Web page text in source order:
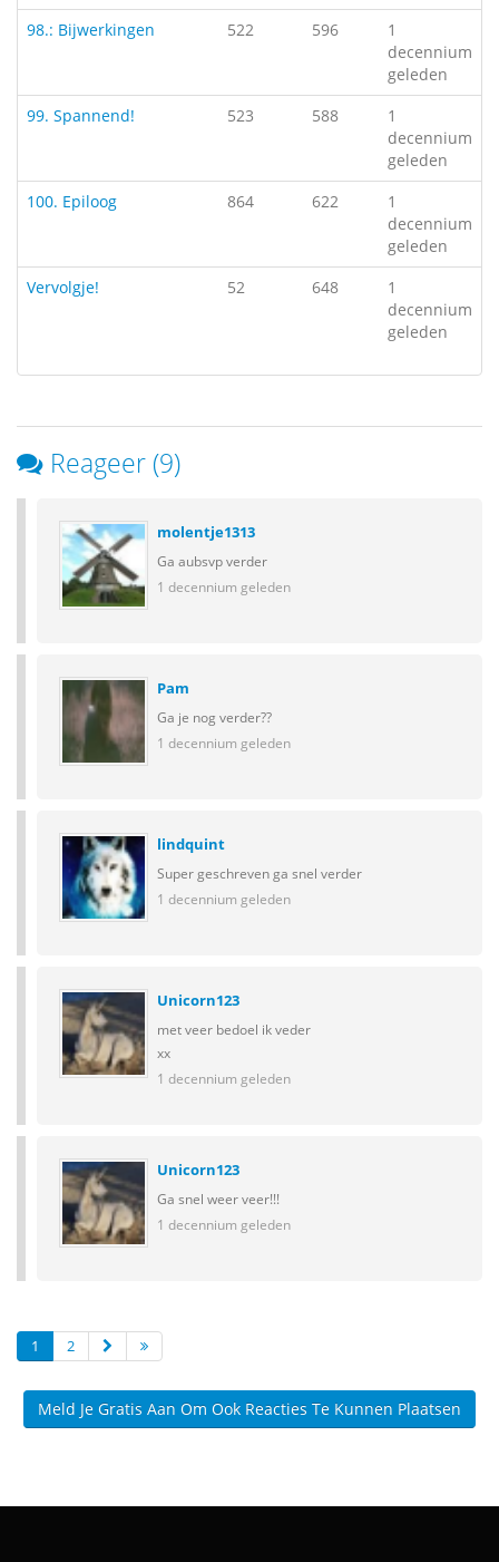
98.: Bijwerkingen
522 596
1
decennium
geleden
99. Spannend!
523 588
1
decennium
geleden
100. Epiloog
864 622
1
decennium
geleden
Vervolgje!
52 648
1
decennium
geleden
Reageer (9)
molentje1313
Ga aubsvp verder
1 decennium geleden
Pam
Ga je nog verder??
1 decennium geleden
lindquint
Super geschreven ga snel verder
1 decennium geleden
Unicorn123
met veer bedoel ik veder
xx
1 decennium geleden
Unicorn123
Ga snel weer veer!!!
1 decennium geleden
1 2
Meld Je Gratis Aan Om Ook Reacties Te Kunnen Plaatsen